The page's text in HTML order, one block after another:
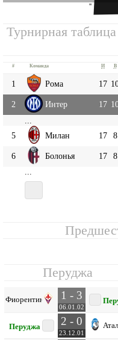
''
Турнирная таблица
# Команда И В
1 Рома 17
2 Интер 17
5
Милан 17 8
6 Болонья 17 8
Перуджа
Фиорентина 1 - 3
06.01.02
Перуджа 2 - 0
23.12.01